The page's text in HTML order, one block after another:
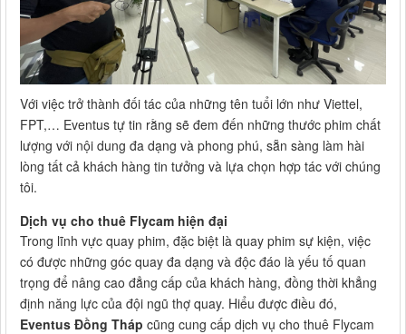
Với việc trở thành đối tác của những tên tuổi lớn như Viettel,
FPT,… Eventus tự tin rằng sẽ đem đến những thước phim chất
lượng với nội dung đa dạng và phong phú, sẵn sàng làm hài
lòng tất cả khách hàng tin tưởng và lựa chọn hợp tác với chúng
tôi.
Dịch vụ cho thuê Flycam hiện đại
Trong lĩnh vực quay phim, đặc biệt là quay phim sự kiện, việc
có được những góc quay đa dạng và độc đáo là yếu tố quan
trọng để nâng cao đẳng cấp của khách hàng, đồng thời khẳng
định năng lực của đội ngũ thợ quay. Hiểu được điều đó,
Eventus Đồng Tháp cũng cung cấp dịch vụ cho thuê Flycam